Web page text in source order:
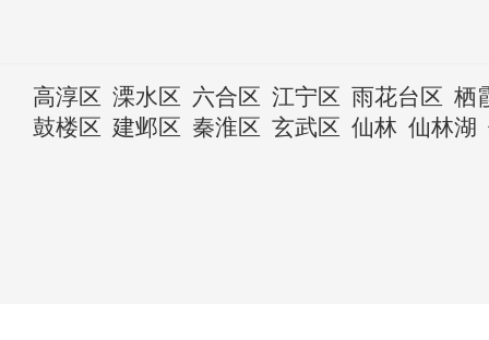
高淳区 溧水区 六合区 江宁区 雨花台区 栖
鼓楼区 建邺区 秦淮区 玄武区 仙林 仙林湖